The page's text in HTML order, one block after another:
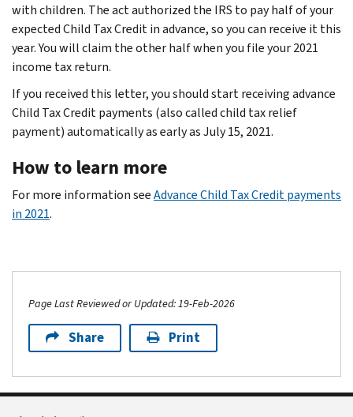
with children. The act authorized the IRS to pay half of your
expected Child Tax Credit in advance, so you can receive it this
year. You will claim the other half when you file your 2021
income tax return.
If you received this letter, you should start receiving advance
Child Tax Credit payments (also called child tax relief
payment) automatically as early as July 15, 2021.
How to learn more
For more information seeAdvance Child Tax Credit payments
in 2021.
Page Last Reviewed or Updated: 19-Feb-2026
Share Print